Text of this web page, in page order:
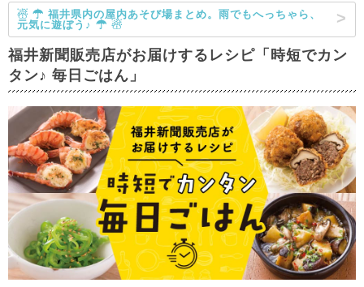
☃ ☂ 福井県内の屋内あそび場まとめ。雨でもへっちゃら、
元気に遊ぼう♪ ☂ ☃
福井新聞販売店がお届けするレシピ「時短でカン
タン♪ 毎日ごはん」